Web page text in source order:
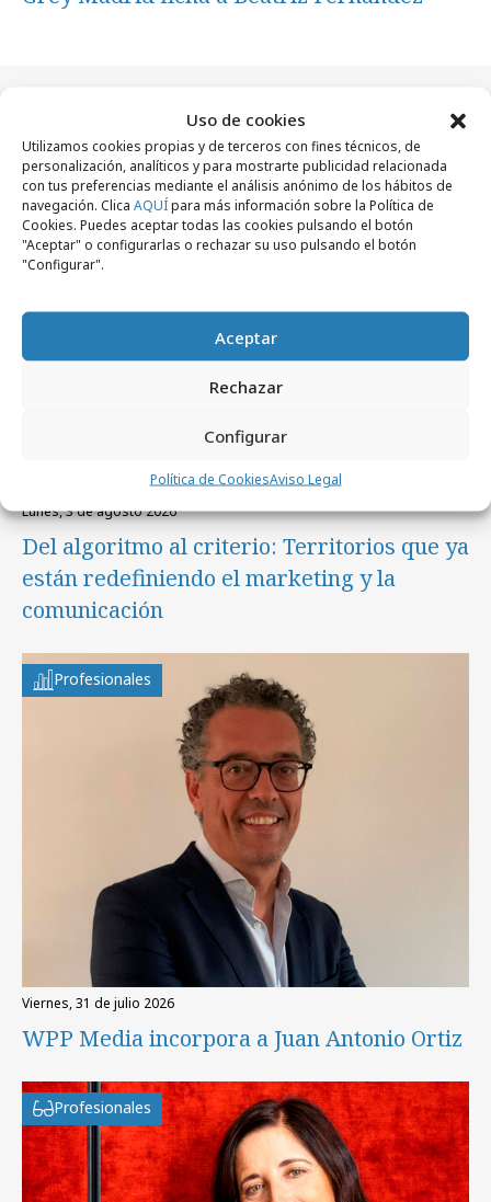
Uso de cookies
Utilizamos cookies propias y de terceros con fines técnicos, de
personalización, analíticos y para mostrarte publicidad relacionada
con tus preferencias mediante el análisis anónimo de los hábitos de
navegación. Clica AQUÍpara más información sobre la Política de
Cookies. Puedes aceptar todas las cookies pulsando el botón
"Aceptar" o configurarlas o rechazar su uso pulsando el botón
"Configurar".
Aceptar
Rechazar
Configurar
Política de CookiesAviso Legal
Artículos recientes
Empresas y Negocios
lunes, 3 de agosto 2026
Del algoritmo al criterio: Territorios que ya
están redefiniendo el marketing y la
comunicación
Profesionales
viernes, 31 de julio 2026
WPP Media incorpora a Juan Antonio Ortiz
Profesionales